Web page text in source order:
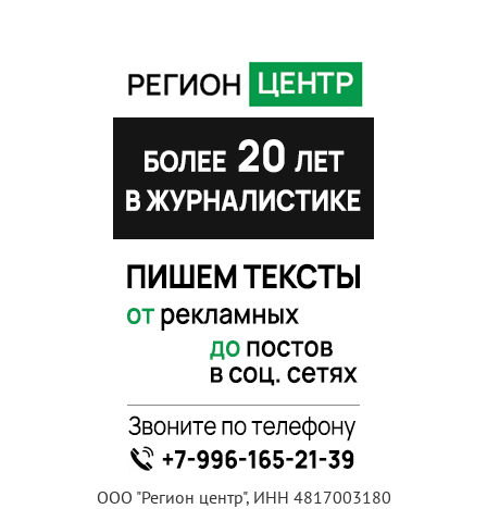
ООО "Регион центр", ИНН 4817003180